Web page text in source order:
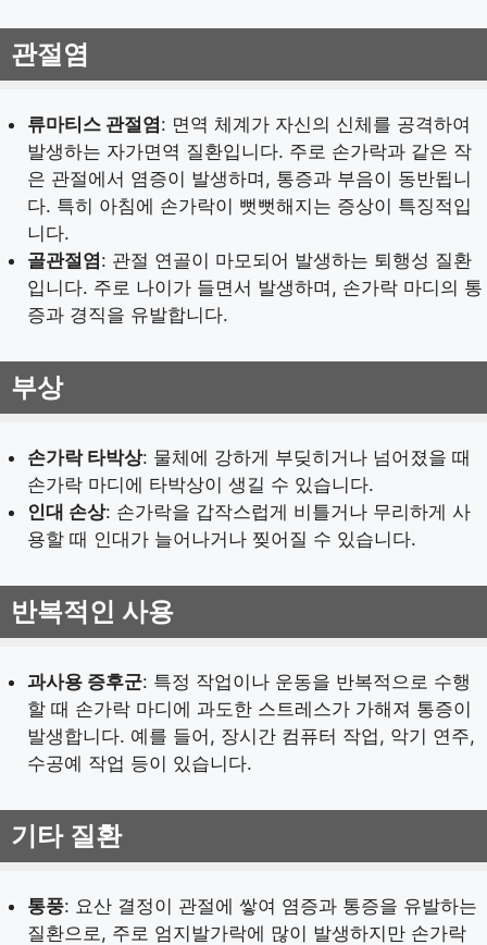
관절염
류마티스 관절염: 면역 체계가 자신의 신체를 공격하여
발생하는 자가면역 질환입니다. 주로 손가락과 같은 작
은 관절에서 염증이 발생하며, 통증과 부음이 동반됩니
다. 특히 아침에 손가락이 뻣뻣해지는 증상이 특징적입
니다.
골관절염: 관절 연골이 마모되어 발생하는 퇴행성 질환
입니다. 주로 나이가 들면서 발생하며, 손가락 마디의 통
증과 경직을 유발합니다.
부상
손가락 타박상: 물체에 강하게 부딪히거나 넘어졌을 때
손가락 마디에 타박상이 생길 수 있습니다.
인대 손상: 손가락을 갑작스럽게 비틀거나 무리하게 사
용할 때 인대가 늘어나거나 찢어질 수 있습니다.
반복적인 사용
과사용 증후군: 특정 작업이나 운동을 반복적으로 수행
할 때 손가락 마디에 과도한 스트레스가 가해져 통증이
발생합니다. 예를 들어, 장시간 컴퓨터 작업, 악기 연주,
수공예 작업 등이 있습니다.
기타 질환
통풍: 요산 결정이 관절에 쌓여 염증과 통증을 유발하는
질환으로, 주로 엄지발가락에 많이 발생하지만 손가락